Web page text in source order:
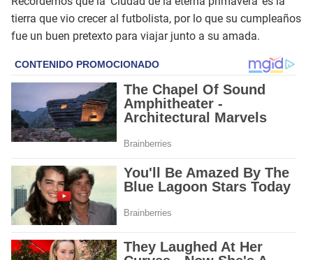
tierra que vio crecer al futbolista, por lo que su cumpleaños
fue un buen pretexto para viajar junto a su amada.